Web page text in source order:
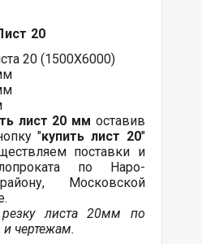
20
20 (1500Х6000)
лист 20 мм оставив
"купить лист 20"
поставки и
по Наро-
Московской
резку листа 20мм по
чертежам.